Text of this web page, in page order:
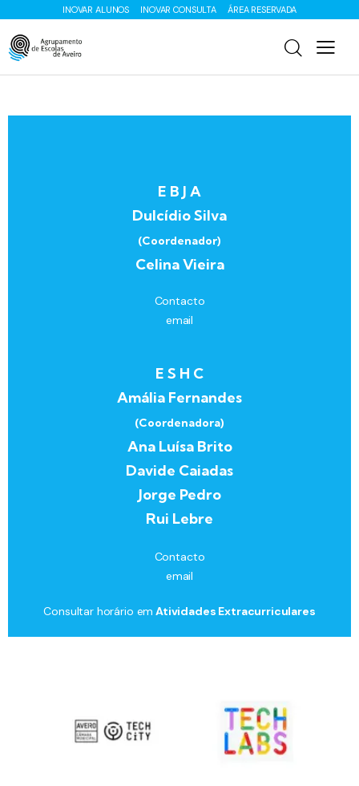
INOVAR ALUNOS INOVAR CONSULTA ÁREA RESERVADA
E B J A
Dulcídio Silva
(Coordenador)
Celina Vieira
Contacto
email
E S H C
Amália Fernandes
(Coordenadora)
Ana Luísa Brito
Davide Caiadas
Jorge Pedro
Rui Lebre
Contacto
email
Consultar horário em Atividades Extracurriculares